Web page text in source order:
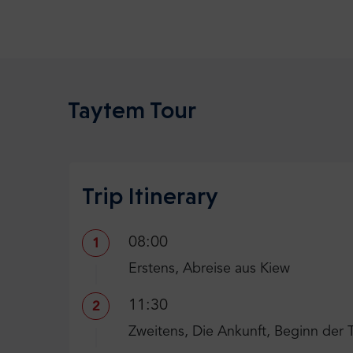
Taytem Tour
Trip Itinerary
1 08:00
Erstens, Abreise aus Kiew
2 11:30
Zweitens, Die Ankunft, Beginn der